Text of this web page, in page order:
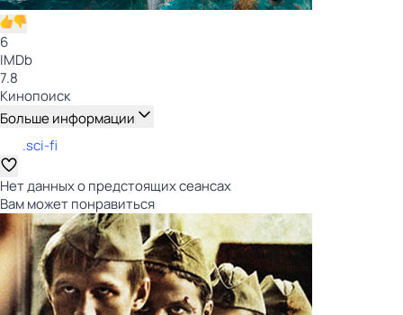
6
IMDb
7.8
Кинопоиск
Больше информации
.sci-fi
Нет данных о предстоящих сеансах
Вам может понравиться